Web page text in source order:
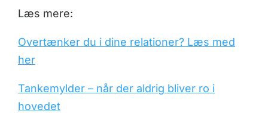
Læs mere:
Overtænker du i dine relationer? Læs med
her
Tankemylder – når der aldrig bliver ro i
hovedet